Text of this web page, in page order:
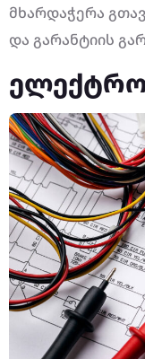
მხარდაჭერა
და გარანტიის